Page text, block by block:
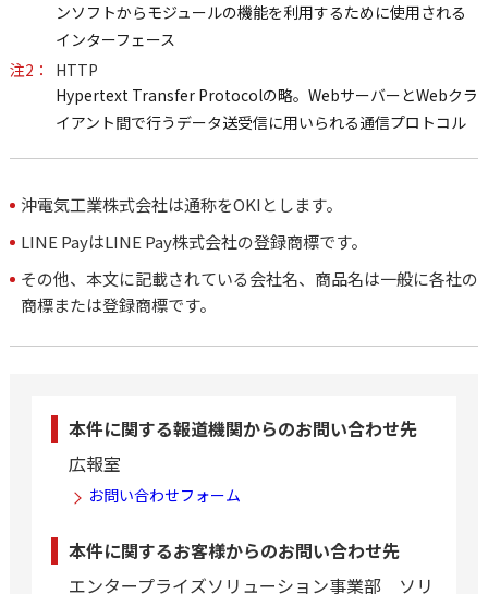
ンソフトからモジュールの機能を利用するために使用される
インターフェース
注2：
HTTP
Hypertext Transfer Protocolの略。WebサーバーとWebクラ
イアント間で行うデータ送受信に用いられる通信プロトコル
沖電気工業株式会社は通称をOKIとします。
LINE PayはLINE Pay株式会社の登録商標です。
その他、本文に記載されている会社名、商品名は一般に各社の
商標または登録商標です。
本件に関する報道機関からのお問い合わせ先
広報室
お問い合わせフォーム
本件に関するお客様からのお問い合わせ先
エンタープライズソリューション事業部 ソリ